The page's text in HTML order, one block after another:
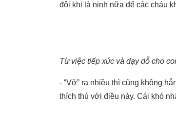
đôi khi là nịnh nữa để các cháu
Từ việc tiếp xúc và dạy dỗ cho
- “Vỡ” ra nhiều thì cũng không
thích thú với điều này. Cái khó